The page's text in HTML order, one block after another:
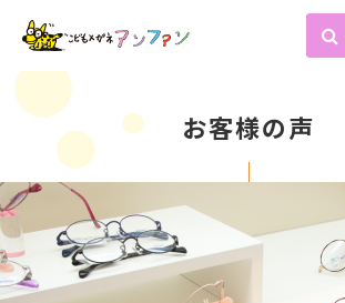
お客様の声